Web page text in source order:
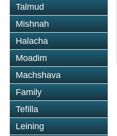
Talmud
Mishnah
Halacha
Moadim
Machshava
Family
Tefilla
Leining